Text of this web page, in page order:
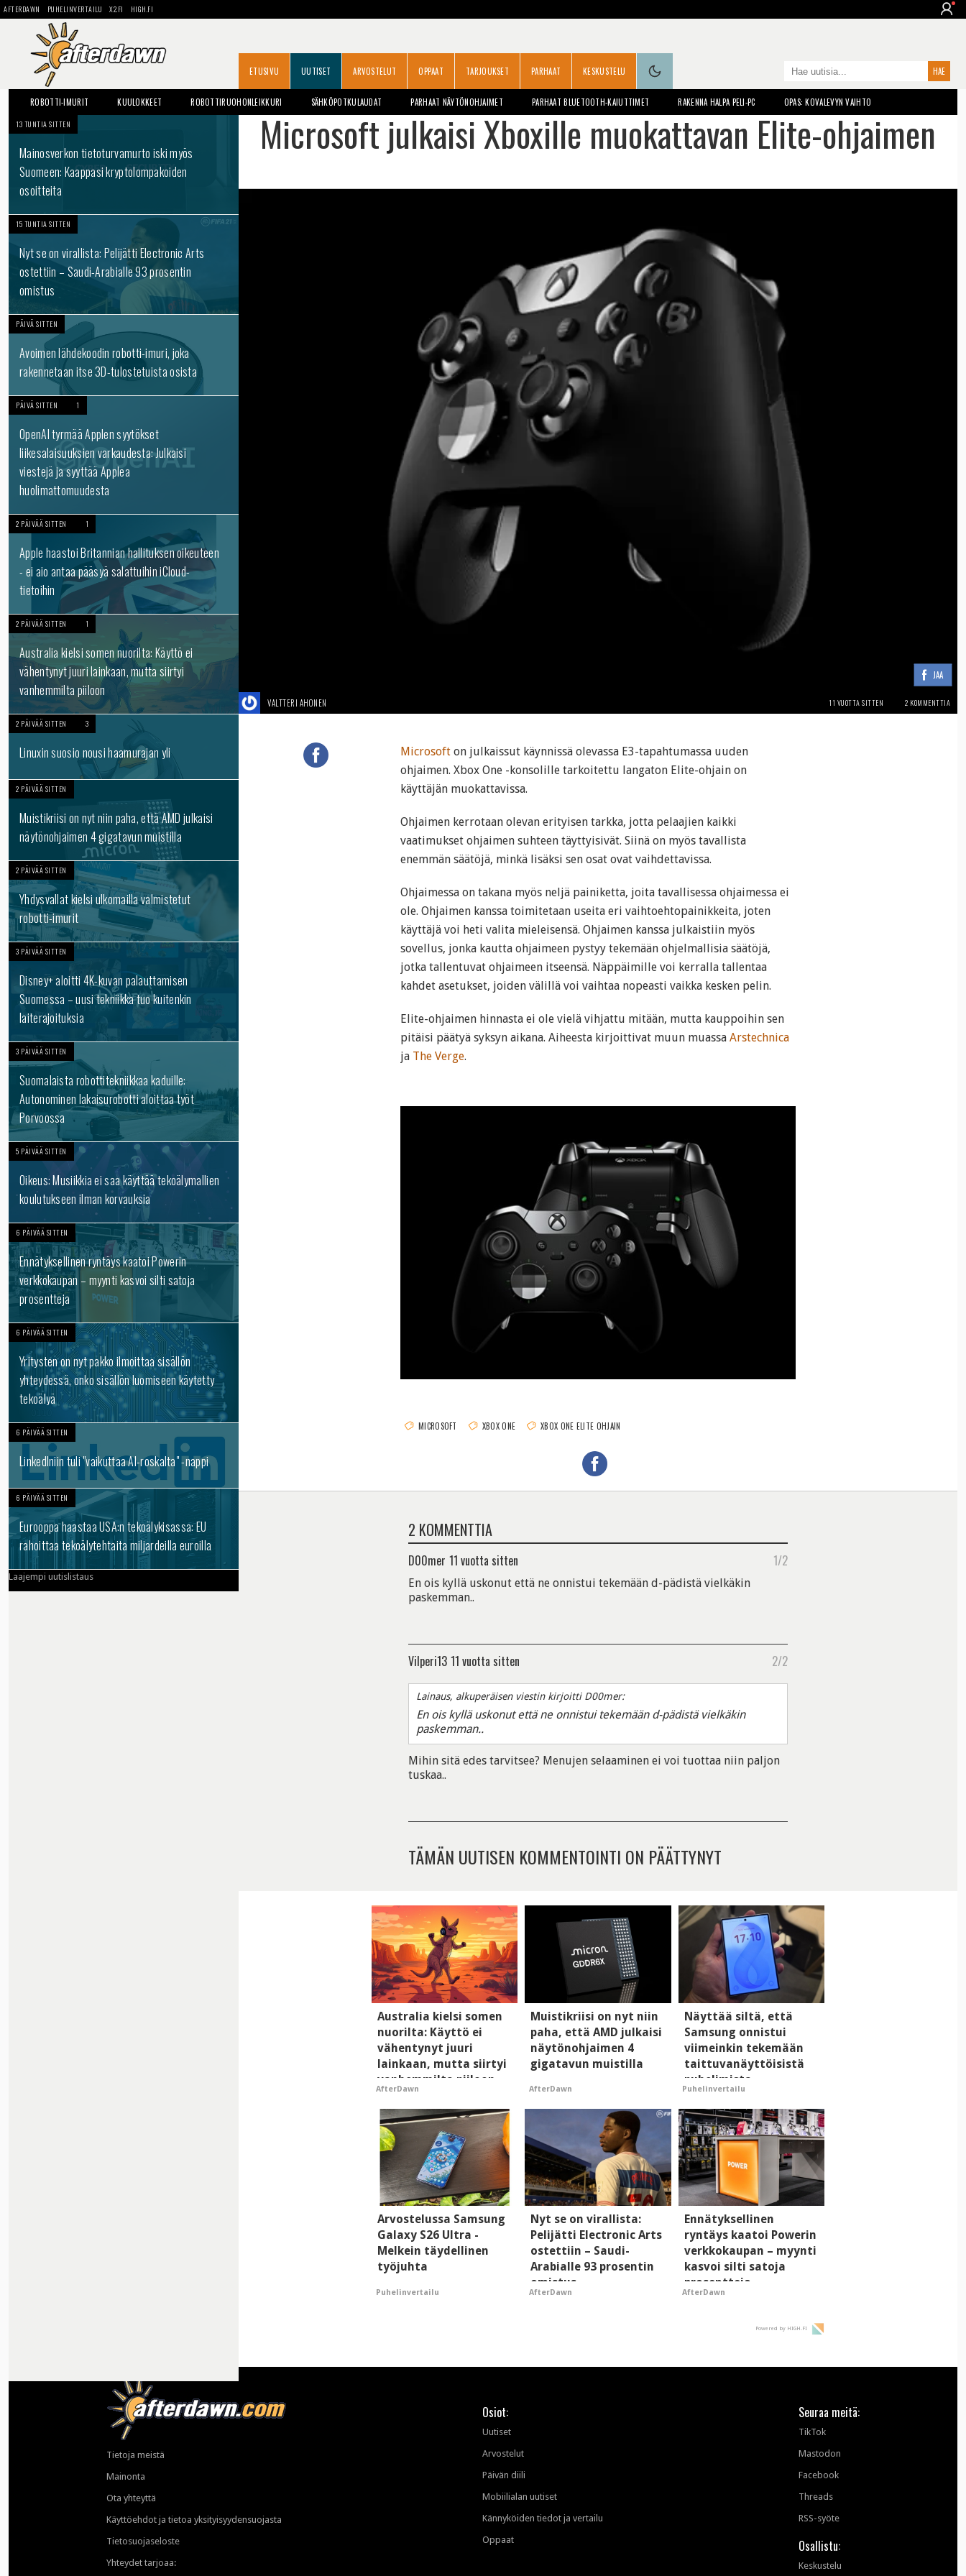
AFTERDAWN PUHELINVERTAILU X2.FI HIGH.FI
ETUSIVU UUTISET ARVOSTELUT OPPAAT TARJOUKSET PARHAAT KESKUSTELU
ROBOTTI-IMURIT KUULOKKEET ROBOTTIRUOHONLEIKKURI SÄHKÖPOTKULAUDAT PARHAAT NÄYTÖNOHJAIMET PARHAAT BLUETOOTH-KAIUTTIMET RAKENNA HALPA PELI-PC OPAS: KOVALEVYN VAIHTO
13 TUNTIA SITTEN
Mainosverkon tietoturvamurto iski myös
Suomeen: Kaappasi kryptolompakoiden
osoitteita
15 TUNTIA SITTEN
Nyt se on virallista: Pelijätti Electronic Arts
ostettiin – Saudi-Arabialle 93 prosentin
omistus
PÄIVÄ SITTEN
Avoimen lähdekoodin robotti-imuri, joka
rakennetaan itse 3D-tulostetuista osista
PÄIVÄ SITTEN 1
OpenAI tyrmää Applen syytökset
liikesalaisuuksien varkaudesta: Julkaisi
viestejä ja syyttää Applea
huolimattomuudesta
2 PÄIVÄÄ SITTEN 1
Apple haastoi Britannian hallituksen oikeuteen
- ei aio antaa pääsyä salattuihin iCloud-
tietoihin
2 PÄIVÄÄ SITTEN 1
Australia kielsi somen nuorilta: Käyttö ei
vähentynyt juuri lainkaan, mutta siirtyi
vanhemmilta piiloon
2 PÄIVÄÄ SITTEN 3
Linuxin suosio nousi haamurajan yli
2 PÄIVÄÄ SITTEN
Muistikriisi on nyt niin paha, että AMD julkaisi
näytönohjaimen 4 gigatavun muistilla
2 PÄIVÄÄ SITTEN
Yhdysvallat kielsi ulkomailla valmistetut
robotti-imurit
3 PÄIVÄÄ SITTEN
Disney+ aloitti 4K-kuvan palauttamisen
Suomessa – uusi tekniikka tuo kuitenkin
laiterajoituksia
3 PÄIVÄÄ SITTEN
Suomalaista robottitekniikkaa kaduille:
Autonominen lakaisurobotti aloittaa työt
Porvoossa
5 PÄIVÄÄ SITTEN
Oikeus: Musiikkia ei saa käyttää tekoälymallien
koulutukseen ilman korvauksia
6 PÄIVÄÄ SITTEN
Ennätyksellinen ryntäys kaatoi Powerin
verkkokaupan – myynti kasvoi silti satoja
prosentteja
6 PÄIVÄÄ SITTEN
Yritysten on nyt pakko ilmoittaa sisällön
yhteydessä, onko sisällön luomiseen käytetty
tekoälyä
6 PÄIVÄÄ SITTEN
LinkedIniin tuli "vaikuttaa AI-roskalta" -nappi
6 PÄIVÄÄ SITTEN
Eurooppa haastaa USA:n tekoälykisassa: EU
rahoittaa tekoälytehtaita miljardeilla euroilla
Laajempi uutislistaus
Microsoft julkaisi Xboxille muokattavan Elite-ohjaimen
JAA
VALTTERI AHONEN 11 VUOTTA SITTEN 2 KOMMENTTIA
Microsoft on julkaissut käynnissä olevassa E3-tapahtumassa uuden
ohjaimen. Xbox One -konsolille tarkoitettu langaton Elite-ohjain on
käyttäjän muokattavissa.
Ohjaimen kerrotaan olevan erityisen tarkka, jotta pelaajien kaikki
vaatimukset ohjaimen suhteen täyttyisivät. Siinä on myös tavallista
enemmän säätöjä, minkä lisäksi sen osat ovat vaihdettavissa.
Ohjaimessa on takana myös neljä painiketta, joita tavallisessa ohjaimessa ei
ole. Ohjaimen kanssa toimitetaan useita eri vaihtoehtopainikkeita, joten
käyttäjä voi heti valita mieleisensä. Ohjaimen kanssa julkaistiin myös
sovellus, jonka kautta ohjaimeen pystyy tekemään ohjelmallisia säätöjä,
jotka tallentuvat ohjaimeen itseensä. Näppäimille voi kerralla tallentaa
kahdet asetukset, joiden välillä voi vaihtaa nopeasti vaikka kesken pelin.
Elite-ohjaimen hinnasta ei ole vielä vihjattu mitään, mutta kauppoihin sen
pitäisi päätyä syksyn aikana. Aiheesta kirjoittivat muun muassa Arstechnica
ja The Verge.
MICROSOFT XBOX ONE XBOX ONE ELITE OHJAIN
2 KOMMENTTIA
D00mer 11 vuotta sitten 1/2
En ois kyllä uskonut että ne onnistui tekemään d-pädistä vielkäkin
paskemman..
Vilperi13 11 vuotta sitten 2/2
Lainaus, alkuperäisen viestin kirjoitti D00mer:
En ois kyllä uskonut että ne onnistui tekemään d-pädistä vielkäkin
paskemman..
Mihin sitä edes tarvitsee? Menujen selaaminen ei voi tuottaa niin paljon
tuskaa..
TÄMÄN UUTISEN KOMMENTOINTI ON PÄÄTTYNYT
Australia kielsi somen
nuorilta: Käyttö ei
vähentynyt juuri
lainkaan, mutta siirtyi
vanhemmilta piiloon
AfterDawn
Muistikriisi on nyt niin
paha, että AMD julkaisi
näytönohjaimen 4
gigatavun muistilla
AfterDawn
Näyttää siltä, että
Samsung onnistui
viimeinkin tekemään
taittuvanäyttöisistä
puhelimista
supersuosittuja
Puhelinvertailu
Arvostelussa Samsung
Galaxy S26 Ultra -
Melkein täydellinen
työjuhta
Puhelinvertailu
Nyt se on virallista:
Pelijätti Electronic Arts
ostettiin – Saudi-
Arabialle 93 prosentin
omistus
AfterDawn
Ennätyksellinen
ryntäys kaatoi Powerin
verkkokaupan – myynti
kasvoi silti satoja
prosentteja
AfterDawn
Powered by HIGH.FI
Tietoja meistä
Mainonta
Ota yhteyttä
Käyttöehdot ja tietoa yksityisyydensuojasta
Tietosuojaseloste
Yhteydet tarjoaa:
Osiot:
Uutiset
Arvostelut
Päivän diili
Mobiilialan uutiset
Kännyköiden tiedot ja vertailu
Oppaat
Seuraa meitä:
TikTok
Mastodon
Facebook
Threads
RSS-syöte
Osallistu:
Keskustelu